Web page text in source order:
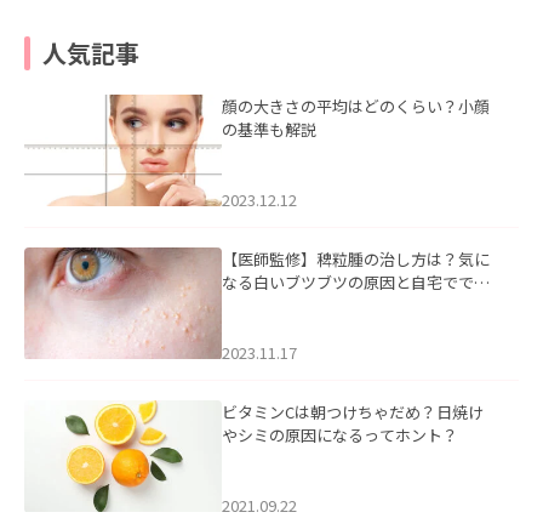
人気記事
顔の大きさの平均はどのくらい？小顔
の基準も解説
2023.12.12
【医師監修】稗粒腫の治し方は？気に
なる白いブツブツの原因と自宅ででき
2023.11.17
ビタミンCは朝つけちゃだめ？日焼け
やシミの原因になるってホント？
2021.09.22